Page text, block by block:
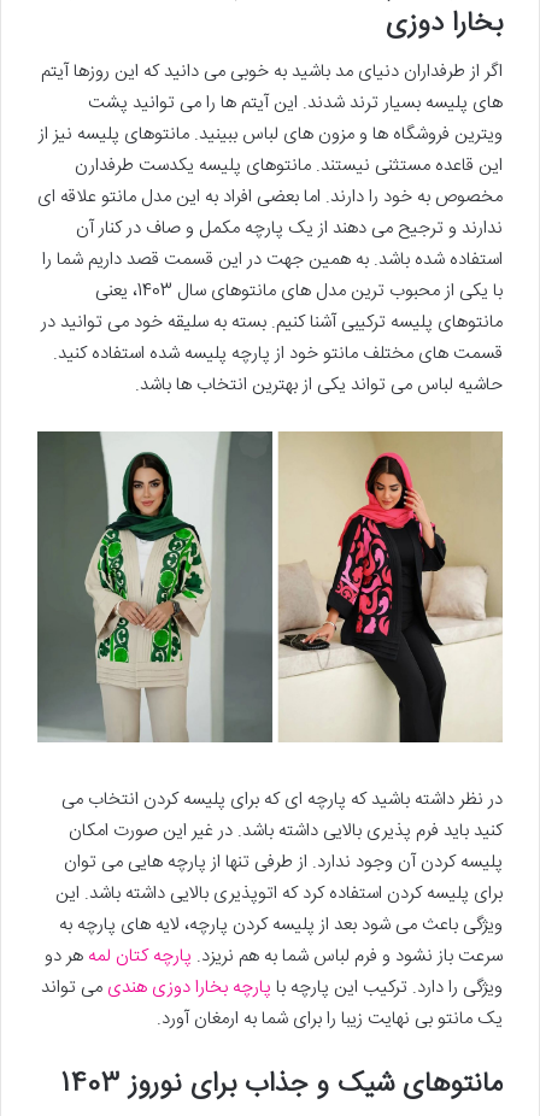
بخارا دوزی
اگر از طرفداران دنیای مد باشید به خوبی می دانید که این روزها آیتم
های پلیسه بسیار ترند شدند. این آیتم ها را می توانید پشت
ویترین فروشگاه ها و مزون های لباس ببینید. مانتوهای پلیسه نیز از
این قاعده مستثنی نیستند. مانتوهای پلیسه یکدست طرفدارن
مخصوص به خود را دارند. اما بعضی افراد به این مدل مانتو علاقه ای
ندارند و ترجیح می دهند از یک پارچه مکمل و صاف در کنار آن
استفاده شده باشد. به همین جهت در این قسمت قصد داریم شما را
با یکی از محبوب ترین مدل های مانتوهای سال 1403، یعنی
مانتوهای پلیسه ترکیبی آشنا کنیم. بسته به سلیقه خود می توانید در
قسمت های مختلف مانتو خود از پارچه پلیسه شده استفاده کنید.
حاشیه لباس می تواند یکی از بهترین انتخاب ها باشد.
در نظر داشته باشید که پارچه ای که برای پلیسه کردن انتخاب می
کنید باید فرم پذیری بالایی داشته باشد. در غیر این صورت امکان
پلیسه کردن آن وجود ندارد. از طرفی تنها از پارچه هایی می توان
برای پلیسه کردن استفاده کرد که اتوپذیری بالایی داشته باشد. این
ویژگی باعث می شود بعد از پلیسه کردن پارچه، لایه های پارچه به
سرعت باز نشود و فرم لباس شما به هم نریزد. پارچه کتان لمه هر دو
ویژگی را دارد. ترکیب این پارچه با پارچه بخارا دوزی هندی می تواند
یک مانتو بی نهایت زیبا را برای شما به ارمغان آورد.
مانتوهای شیک و جذاب برای نوروز 1403